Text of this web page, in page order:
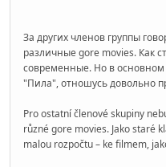
За других членов группы
различные gore movies. Как
современные. Но в
"Пила", отношусь довольно
Pro ostatní členové skupiny
různé gore movies. Jako staré
malou rozpočtu – ke filmem,